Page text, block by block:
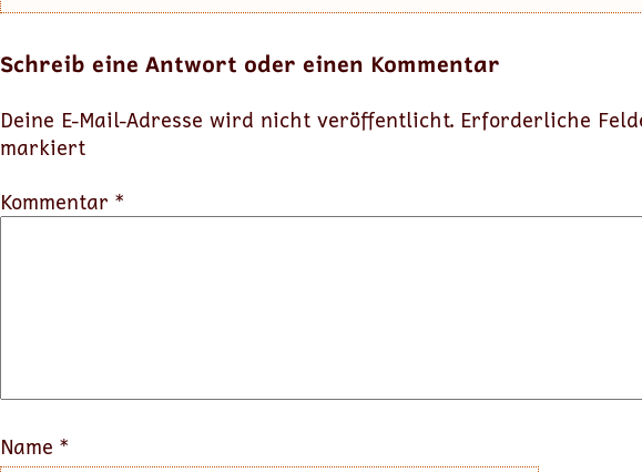
Schreib eine Antwort oder einen Kommentar
Deine E-Mail-Adresse wird nicht veröffentlicht. Erforderliche
markiert
Kommentar *
Name *